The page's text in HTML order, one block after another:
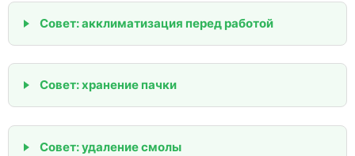
Совет: акклиматизация перед работой
Совет: хранение пачки
Совет: удаление смолы